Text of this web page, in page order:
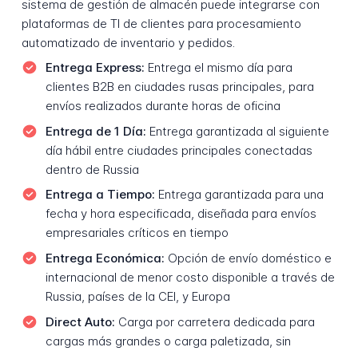
sistema de gestión de almacén puede integrarse con
plataformas de TI de clientes para procesamiento
automatizado de inventario y pedidos.
Entrega Express: Entrega el mismo día para
clientes B2B en ciudades rusas principales, para
envíos realizados durante horas de oficina
Entrega de 1 Día: Entrega garantizada al siguiente
día hábil entre ciudades principales conectadas
dentro de Russia
Entrega a Tiempo: Entrega garantizada para una
fecha y hora especificada, diseñada para envíos
empresariales críticos en tiempo
Entrega Económica: Opción de envío doméstico e
internacional de menor costo disponible a través de
Russia, países de la CEI, y Europa
Direct Auto: Carga por carretera dedicada para
cargas más grandes o carga paletizada, sin